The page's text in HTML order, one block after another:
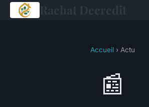
Accueil› Actu
📰